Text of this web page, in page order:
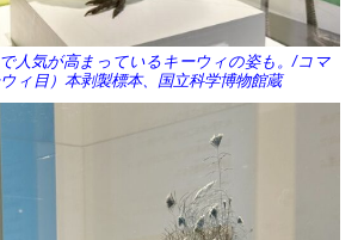
人気が高まっているキーウィの姿も。/コマ
ィ目）本剥製標本、国立科学博物館蔵